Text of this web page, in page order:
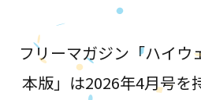
フリーマガジン「ハイウ
本版」は2026年4月号を